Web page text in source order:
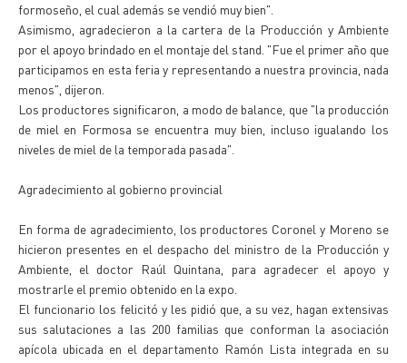
formoseño, el cual además se vendió muy bien".
Asimismo, agradecieron a la cartera de la Producción y Ambiente
por el apoyo brindado en el montaje del stand. "Fue el primer año que
participamos en esta feria y representando a nuestra provincia, nada
menos", dijeron.
Los productores significaron, a modo de balance, que "la producción
de miel en Formosa se encuentra muy bien, incluso igualando los
niveles de miel de la temporada pasada".
Agradecimiento al gobierno provincial
En forma de agradecimiento, los productores Coronel y Moreno se
hicieron presentes en el despacho del ministro de la Producción y
Ambiente, el doctor Raúl Quintana, para agradecer el apoyo y
mostrarle el premio obtenido en la expo.
El funcionario los felicitó y les pidió que, a su vez, hagan extensivas
sus salutaciones a las 200 familias que conforman la asociación
apícola ubicada en el departamento Ramón Lista integrada en su